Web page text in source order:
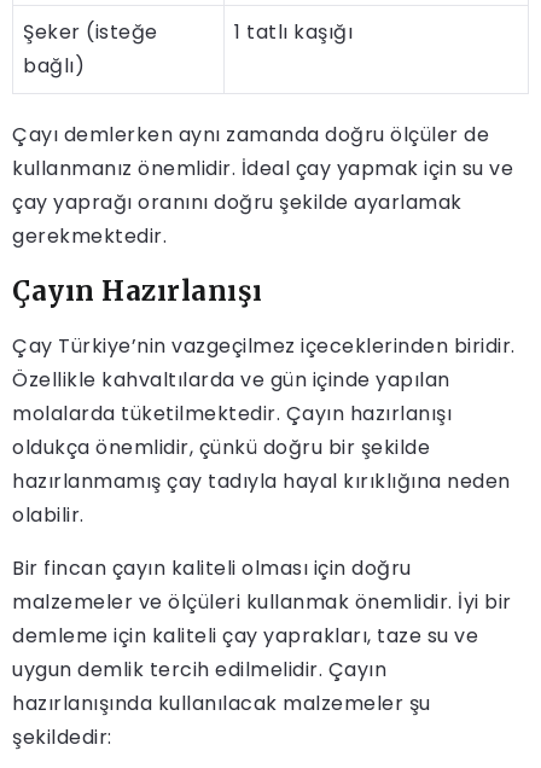
Şeker (isteğe
bağlı)
1 tatlı kaşığı
Çayı demlerken aynı zamanda doğru ölçüler de
kullanmanız önemlidir. İdeal çay yapmak için su ve
çay yaprağı oranını doğru şekilde ayarlamak
gerekmektedir.
Çayın Hazırlanışı
Çay Türkiye’nin vazgeçilmez içeceklerinden biridir.
Özellikle kahvaltılarda ve gün içinde yapılan
molalarda tüketilmektedir. Çayın hazırlanışı
oldukça önemlidir, çünkü doğru bir şekilde
hazırlanmamış çay tadıyla hayal kırıklığına neden
olabilir.
Bir fincan çayın kaliteli olması için doğru
malzemeler ve ölçüleri kullanmak önemlidir. İyi bir
demleme için kaliteli çay yaprakları, taze su ve
uygun demlik tercih edilmelidir. Çayın
hazırlanışında kullanılacak malzemeler şu
şekildedir: